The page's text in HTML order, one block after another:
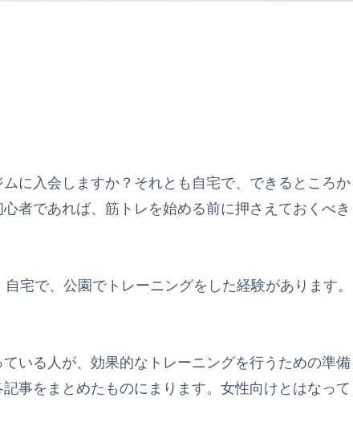
に入会しますか？それとも自宅で、できるところか
者であれば、筋トレを始める前に押さえておくべき
宅で、公園でトレーニングをした経験があります。
いる人が、効果的なトレーニングを行うための準備
事をまとめたものにまります。女性向けとはなって